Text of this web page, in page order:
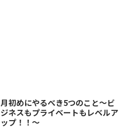
月初めにやるべき5つのこと～ビ
ジネスもプライベートもレベルア
ップ！！～